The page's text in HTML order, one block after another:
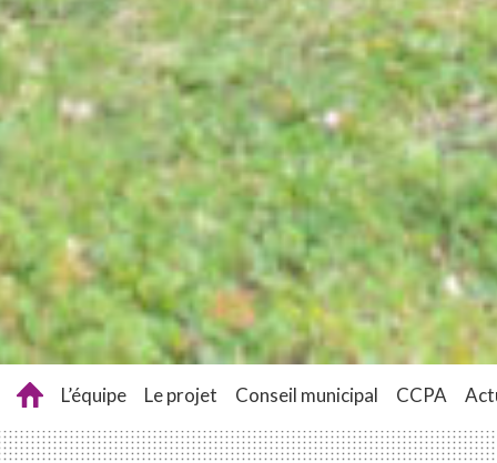
L’équipe Le projet Conseil municipal CCPA